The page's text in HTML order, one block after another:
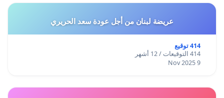
عريضة لبنان من أجل عودة سعد الحريري
414 توقيع
414 التوقيعات / 12 أشهر
9 Nov 2025